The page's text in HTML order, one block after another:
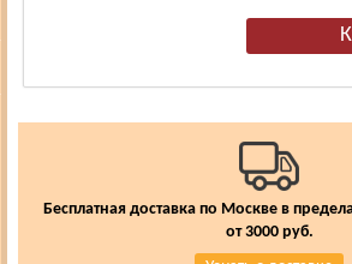
Бесплатная доставка по Москве в
от 3000 руб.